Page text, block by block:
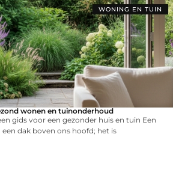
WONING EN TUIN
wonen en tuinonderhoud
gids voor een gezonder huis en tuin Een
dak boven ons hoofd; het is